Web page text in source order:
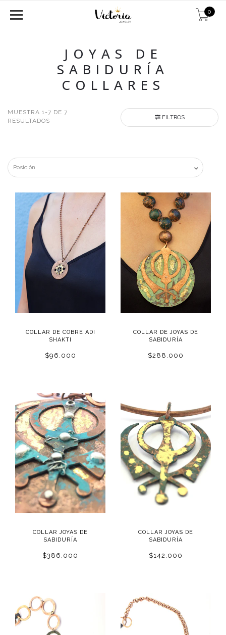
0
JOYAS DE
SABIDURÍA
COLLARES
MUESTRA 1-7 DE 7
RESULTADOS
FILTROS
COLLAR DE COBRE ADI
SHAKTI
$96.000
COLLAR DE JOYAS DE
SABIDURÍA
$288.000
COLLAR JOYAS DE
SABIDURÍA
$386.000
COLLAR JOYAS DE
SABIDURÍA
$142.000